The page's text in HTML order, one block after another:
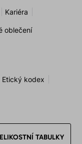
Kariéra
oblečení
Etický kodex
TABULKY